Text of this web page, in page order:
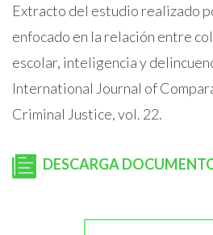
Extracto del estudio realizado
enfocado en la relación entre
escolar, inteligencia y
International Journal of
Criminal Justice, vol. 22.
DESCARGA